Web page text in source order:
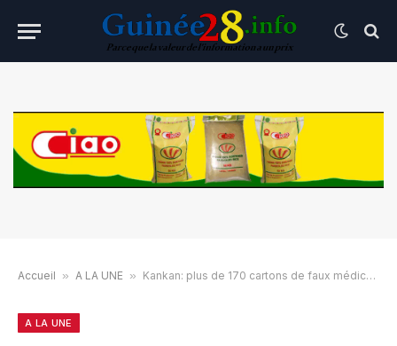
Accueil » A LA UNE » Kankan: plus de 170 cartons de faux médicaments interceptés, les suspects en fuite après une tentative de corruption
A LA UNE